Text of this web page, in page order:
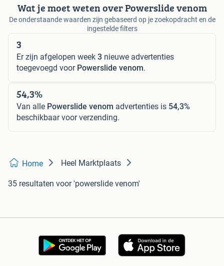
Wat je moet weten over Powerslide venom
De onderstaande waarden zijn gebaseerd op je zoekopdracht en de
ingestelde filters
3
Er zijn afgelopen week 3 nieuwe advertenties
toegevoegd voor Powerslide venom.
54,3%
Van alle Powerslide venom advertenties is 54,3%
beschikbaar voor verzending.
Home Heel Marktplaats
35 resultaten voor 'powerslide venom'